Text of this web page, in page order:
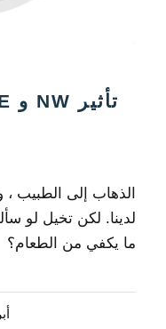
الذهاب إلى الطبيب
لدينا. لكن تخيل لو
ما يكفي من الطعام؟